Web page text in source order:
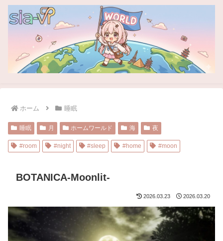
ホーム 睡眠
睡眠 月 ホームワールド 海 夜
#room #night #sleep #home #moon
BOTANICA-Moonlit-
2026.03.23 2026.03.20